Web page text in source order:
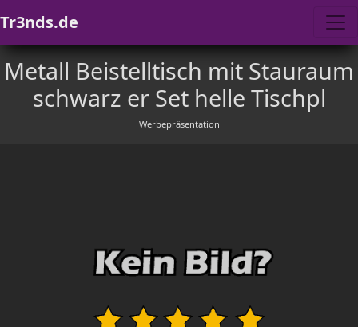
Tr3nds.de
Metall Beistelltisch mit Stauraum
schwarz er Set helle Tischpl
Werbepräsentation